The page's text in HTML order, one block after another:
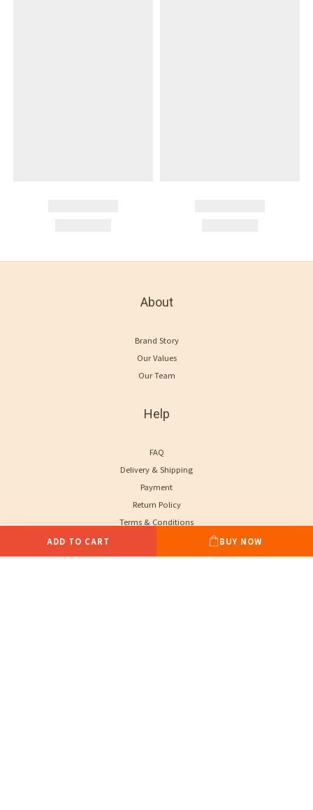
ADD TO CART BUY NOW
About
Brand Story
Our Values
Our Team
Help
FAQ
Delivery & Shipping
Payment
Return Policy
Terms & Conditions
Contact